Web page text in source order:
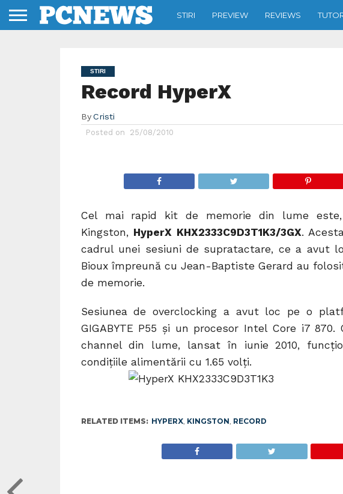
STIRI PREVIEW REVIEWS
STIRI
Record HyperX
By Cristi
Posted on 25/08/2010
Cel mai rapid kit de memorie din lume
Kingston, HyperX KHX2333C9D3T1K3/3GX.
cadrul unei sesiuni de supratactare, ce a avut
Bioux împreună cu Jean-Baptiste Gerard au
de memorie.
Sesiunea de overclocking a avut loc pe o
GIGABYTE P55 şi un procesor Intel Core i7
channel din lume, lansat în iunie 2010,
condițiile alimentării cu 1.65 volţi.
RELATED ITEMS: HYPERX, KINGSTON, RECORD